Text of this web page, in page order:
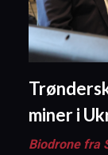
miner i
Biodrone fra